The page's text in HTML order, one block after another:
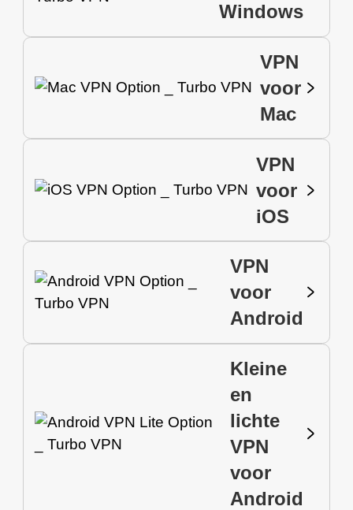
Windows
VPN
voor
Mac
VPN
voor
iOS
VPN
voor
Android
Kleine
en
lichte
VPN
voor
Android